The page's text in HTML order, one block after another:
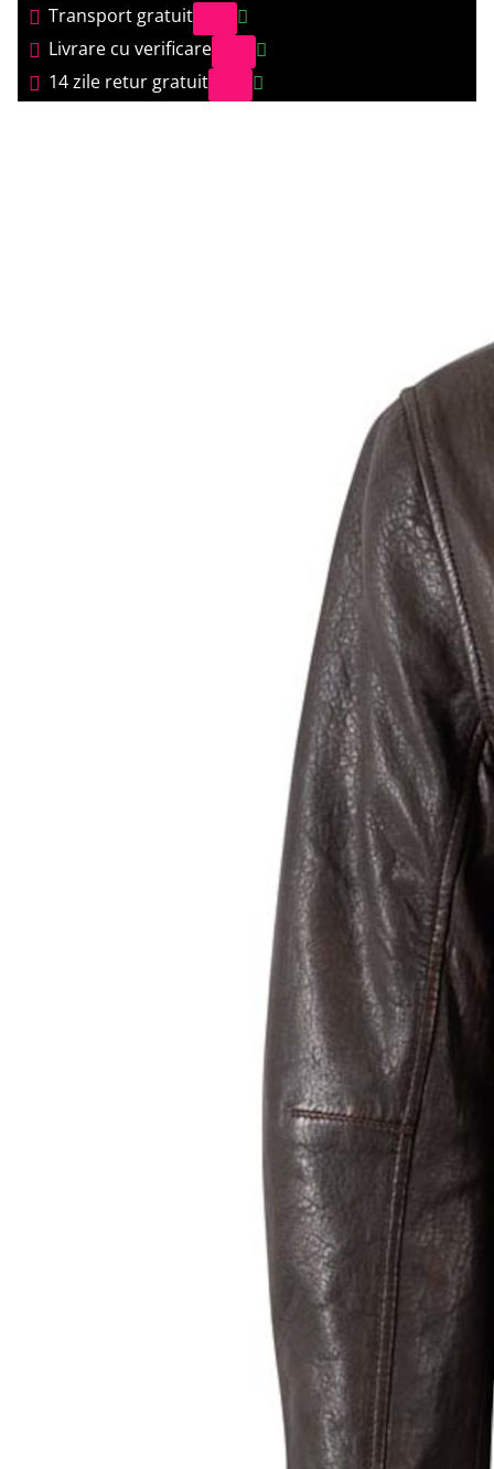
Transport gratuit
Livrare cu verificare
14 zile retur gratuit